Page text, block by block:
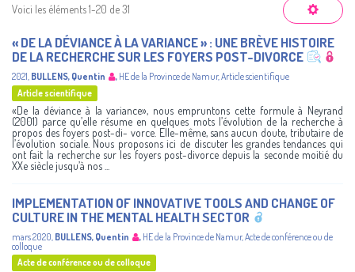
Voici les éléments 1-20 de 31
« DE LA DÉVIANCE À LA VARIANCE » : UNE BRÈVE HISTOIRE
DE LA RECHERCHE SUR LES FOYERS POST-DIVORCE
2021, BULLENS, Quentin , HE de la Province de Namur,Article scientifique
Article scientifique
«De la déviance à la variance», nous empruntons cette formule à Neyrand
(2001) parce qu’elle résume en quelques mots l’évolution de la recherche à
propos des foyers post-di- vorce. Elle-même, sans aucun doute, tributaire de
l’évolution sociale. Nous proposons ici de discuter les grandes tendances qui
ont fait la recherche sur les foyers post-divorce depuis la seconde moitié du
XXe siècle jusqu’à nos ...
IMPLEMENTATION OF INNOVATIVE TOOLS AND CHANGE OF
CULTURE IN THE MENTAL HEALTH SECTOR
mars 2020, BULLENS, Quentin , HE de la Province de Namur,Acte de conférence ou de
colloque
Acte de conférence ou de colloque